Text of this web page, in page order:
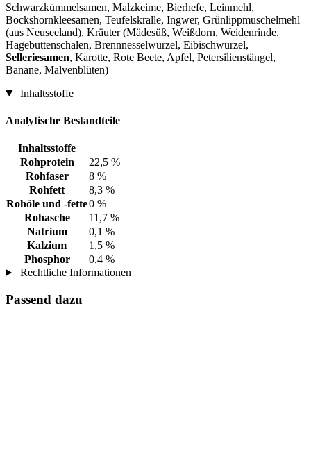
Schwarzkümmelsamen, Malzkeime, Bierhefe, Leinmehl,
Bockshornkleesamen, Teufelskralle, Ingwer, Grünlippmuschelmehl
(aus Neuseeland), Kräuter (Mädesüß, Weißdorn, Weidenrinde,
Hagebuttenschalen, Brennnesselwurzel, Eibischwurzel,
Selleriesamen, Karotte, Rote Beete, Apfel, Petersilienstängel,
Banane, Malvenblüten)
Inhaltsstoffe
Analytische Bestandteile
Inhaltsstoffe
Rohprotein
22,5 %
Rohfaser
8 %
Rohfett
8,3 %
Rohöle und -fette0 %
Rohasche
11,7 %
Natrium
0,1 %
Kalzium
1,5 %
Phosphor
0,4 %
Rechtliche Informationen
Passend dazu